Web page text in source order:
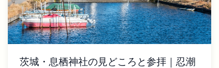
茨城・息栖神社の見どころと参拝｜忍潮